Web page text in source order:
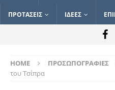
ΠΡΟΤΑΣΕΙΣ ΙΔΕΕΣ
HOME ΠΡΟΣΩΠΟΓΡΑΦΙΕΣ
του Τσίπρα